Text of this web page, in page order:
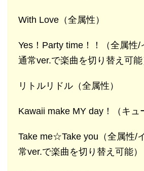
With Love（全属性）
Yes！Party time！！（全属性/
通常ver.で楽曲を切り替え可能
リトルリドル（全属性）
Kawaii make MY day！（キュ
Take me☆Take you（全属性/
常ver.で楽曲を切り替え可能）